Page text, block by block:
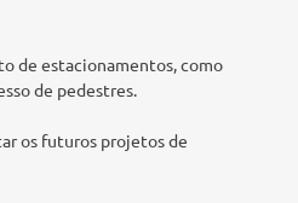
de estacionamentos, como
de pedestres.
os futuros projetos de